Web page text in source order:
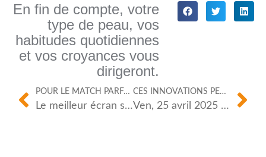
En fin de compte, votre
type de peau, vos
habitudes quotidiennes
et vos croyances vous
dirigeront.
POUR LE MATCH PARFAIT.
Le meilleur écran solaire pour la plupart des gens descend principalement des ingrédients.
CES INNOVATIONS PEUVENT-ELLES ÊTRE UTILISÉES AU-DELÀ DES ÉCRANS SOLAIRES?
Ven, 25 avril 2025 03:50:33 +0000